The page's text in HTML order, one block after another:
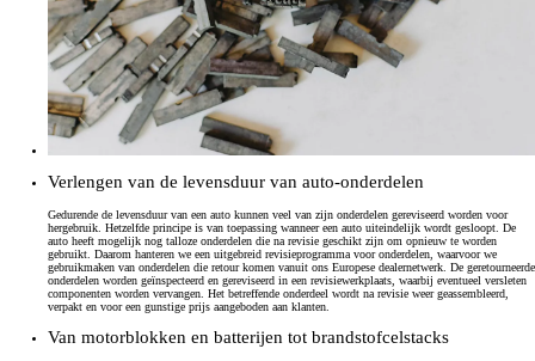
Verlengen van de levensduur van auto-onderdelen
Gedurende de levensduur van een auto kunnen veel van zijn onderdelen gereviseerd worden voor
hergebruik. Hetzelfde principe is van toepassing wanneer een auto uiteindelijk wordt gesloopt. De
auto heeft mogelijk nog talloze onderdelen die na revisie geschikt zijn om opnieuw te worden
gebruikt. Daarom hanteren we een uitgebreid revisieprogramma voor onderdelen, waarvoor we
gebruikmaken van onderdelen die retour komen vanuit ons Europese dealernetwerk. De geretourneerde
onderdelen worden geïnspecteerd en gereviseerd in een revisiewerkplaats, waarbij eventueel versleten
componenten worden vervangen. Het betreffende onderdeel wordt na revisie weer geassembleerd,
verpakt en voor een gunstige prijs aangeboden aan klanten.
Van motorblokken en batterijen tot brandstofcelstacks